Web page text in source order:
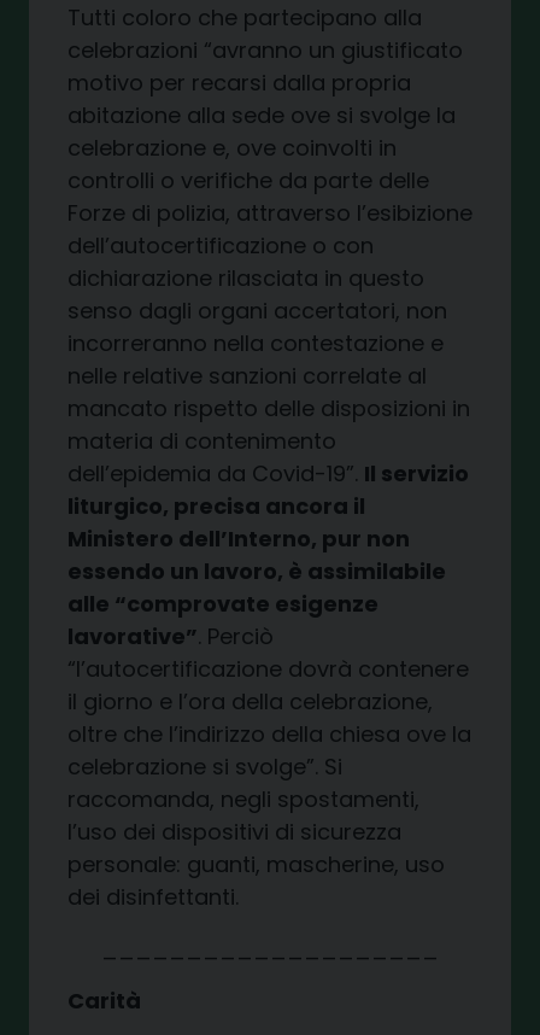
Tutti coloro che partecipano alla
celebrazioni “avranno un giustificato
motivo per recarsi dalla propria
abitazione alla sede ove si svolge la
celebrazione e, ove coinvolti in
controlli o verifiche da parte delle
Forze di polizia, attraverso l’esibizione
dell’autocertificazione o con
dichiarazione rilasciata in questo
senso dagli organi accertatori, non
incorreranno nella contestazione e
nelle relative sanzioni correlate al
mancato rispetto delle disposizioni in
materia di contenimento
dell’epidemia da Covid-19”. Il servizio
liturgico, precisa ancora il
Ministero dell’Interno, pur non
essendo un lavoro, è assimilabile
alle “comprovate esigenze
lavorative”. Perciò
“l’autocertificazione dovrà contenere
il giorno e l’ora della celebrazione,
oltre che l’indirizzo della chiesa ove la
celebrazione si svolge”. Si
raccomanda, negli spostamenti,
l’uso dei dispositivi di sicurezza
personale: guanti, mascherine, uso
dei disinfettanti.
Carità